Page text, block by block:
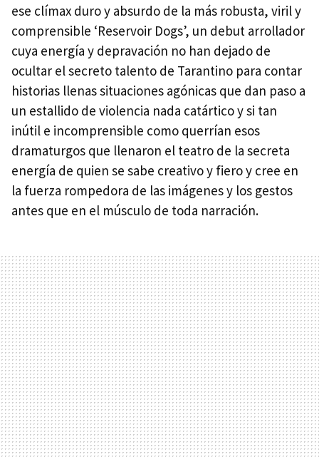
ese clímax duro y absurdo de la más robusta, viril y
comprensible ‘Reservoir Dogs’, un debut arrollador
cuya energía y depravación no han dejado de
ocultar el secreto talento de Tarantino para contar
historias llenas situaciones agónicas que dan paso a
un estallido de violencia nada catártico y si tan
inútil e incomprensible como querrían esos
dramaturgos que llenaron el teatro de la secreta
energía de quien se sabe creativo y fiero y cree en
la fuerza rompedora de las imágenes y los gestos
antes que en el músculo de toda narración.